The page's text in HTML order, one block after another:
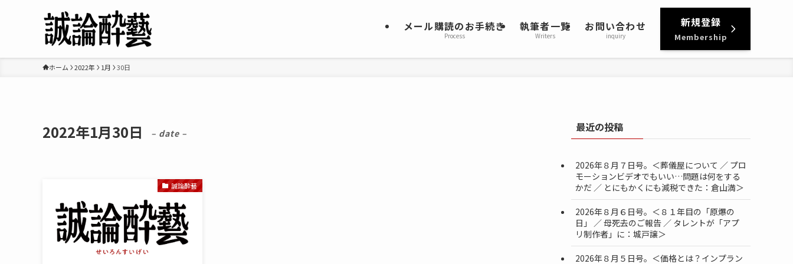
メール購読のお手続き
Process
執筆者一覧
Writers
お問い合わせ
inquiry
新規登録
Membership
ホーム 2022年 1月 30日
2022年1月30日 – date –
誠論酔藝
最近の投稿
2026年８月７日号。＜葬儀屋について ／ プロ
モーションビデオでもいい…問題は何をする
かだ ／ とにもかくにも減税できた：倉山満＞
2026年８月６日号。＜８１年目の「原爆の
日」 ／ 母死去のご報告 ／ タレントが「アプ
リ制作者」に：城戸譲＞
2026年８月５日号。＜価格とは？インプラン